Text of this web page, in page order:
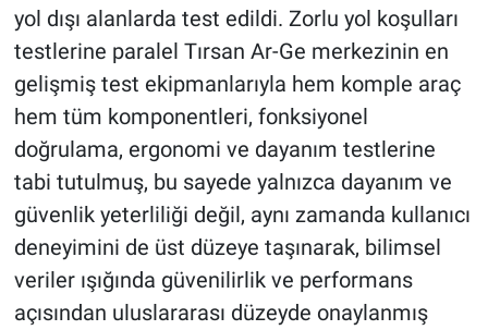
yol dışı alanlarda test edildi. Zorlu yol koşulları
testlerine paralel Tırsan Ar-Ge merkezinin en
gelişmiş test ekipmanlarıyla hem komple araç
hem tüm komponentleri, fonksiyonel
doğrulama, ergonomi ve dayanım testlerine
tabi tutulmuş, bu sayede yalnızca dayanım ve
güvenlik yeterliliği değil, aynı zamanda kullanıcı
deneyimini de üst düzeye taşınarak, bilimsel
veriler ışığında güvenilirlik ve performans
açısından uluslararası düzeyde onaylanmış